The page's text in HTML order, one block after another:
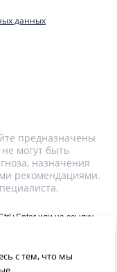
данных
предназначены
могут быть
назначения
рекомендациями.
или на ссылку
с тем, что мы